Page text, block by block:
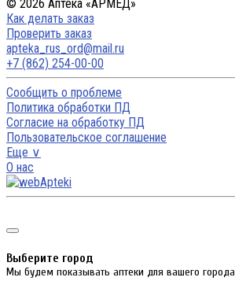
© 2026 Аптека «АРМЕД»
Как делать заказ
Проверить заказ
apteka_rus_ord@mail.ru
+7 (862) 254-00-00
Сообщить о проблеме
Политика обработки ПД
Согласие на обработку ПД
Пользовательское соглашение
Еще ∨
О нас
Выберите город
Мы будем показывать аптеки для вашего города